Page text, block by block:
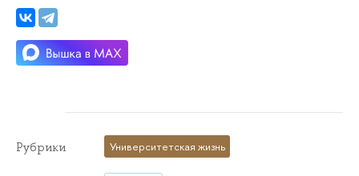
Рубрики Университетская жизнь